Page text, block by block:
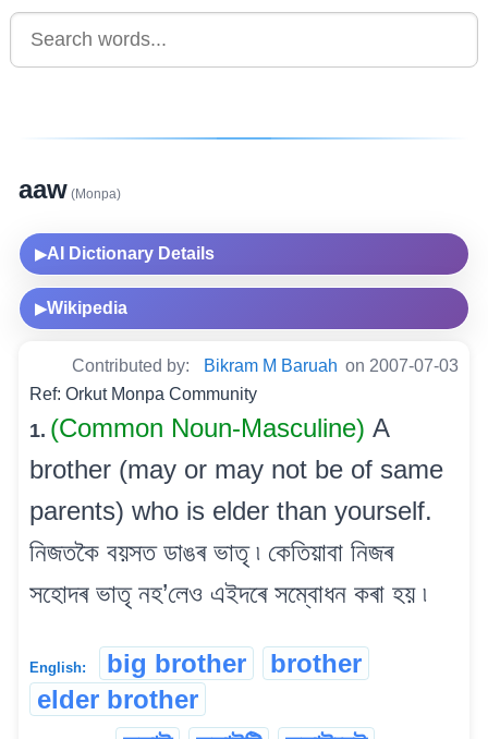
aaw (Monpa)
▶AI Dictionary Details
▶Wikipedia
Contributed by: Bikram M Baruah on 2007-07-03
Ref: Orkut Monpa Community
1. (Common Noun-Masculine) A
brother (may or may not be of same
parents) who is elder than yourself.
নিজতকৈ বয়সত ডাঙৰ ভাতৃ ৷ কেতিয়াবা নিজৰ
সহোদৰ ভাতৃ নহ’লেও এইদৰে সম্বোধন কৰা হয় ৷
English: big brother
brother
elder brother